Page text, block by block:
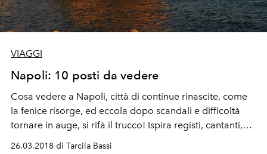
VIAGGI
Napoli: 10 posti da vedere
Cosa vedere a Napoli, città di continue rinascite, come
la fenice risorge, ed eccola dopo scandali e difficoltà
tornare in auge, si rifà il trucco! Ispira registi, cantanti,
stilisti e make-up artist.
26.03.2018 di Tarcila Bassi